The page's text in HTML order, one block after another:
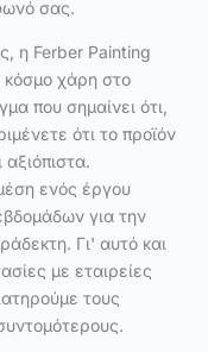
σας.
η Ferber Painting
κόσμο χάρη στο
που σημαίνει ότι,
ότι το προϊόν
ενός έργου
για την
Γι' αυτό και
με εταιρείες
τους